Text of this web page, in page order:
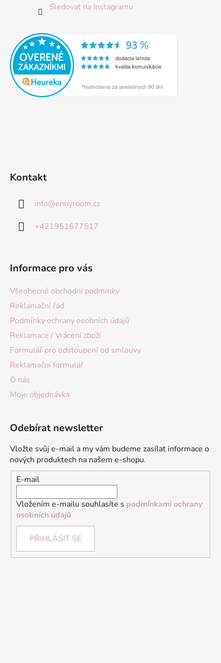
Sledovat na Instagramu
Kontakt
info@ennyroom.cz
+421951677517
Informace pro vás
Všeobecné obchodní podmínky
Reklamační řád
Podmínky ochrany osobních údajů
Reklamace / Vrácení zboží
Formulář pro odstoupení od smlouvy
Reklamační formulář
O nás
Moje objednávka
Odebírat newsletter
Vložte svůj e-mail a my vám budeme zasílat informace o
nových produktech na našem e-shopu.
E-mail
Vložením e-mailu souhlasíte s podmínkami ochrany
osobních údajů
PŘIHLÁSIT SE